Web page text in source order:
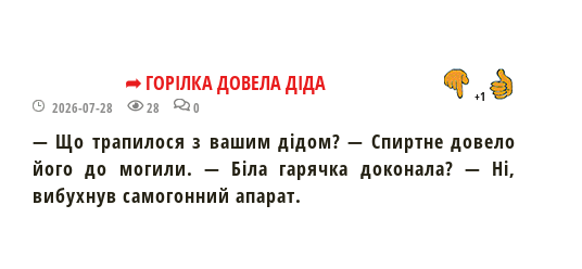
➦ ГОРІЛКА ДОВЕЛА ДІДА
2026-07-28 28 0
+1
— Що трапилося з вашим дідом? — Спиртне довело
його до могили. — Біла гарячка доконала? — Ні,
вибухнув самогонний апарат.